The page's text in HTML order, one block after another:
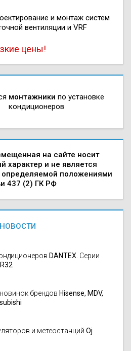
и монтаж систем
вентиляции и VRF
цены!
монтажники по установке
кондиционеров
на сайте носит
характер и не является
определяемой положениями
437 (2) ГК РФ
НОВОСТИ
DANTEX . Серии
брендов Hisense, MDV,
и метеостанций Oj